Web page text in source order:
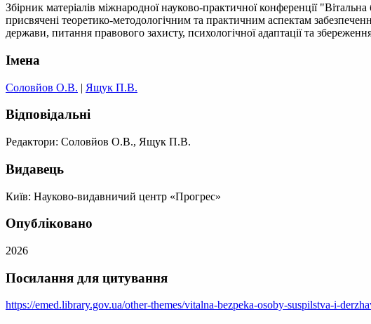
Збірник матеріалів міжнародної науково-практичної конференції
присвячені теоретико-методологічним та практичним аспектам
держави, питання правового захисту, психологічної адаптації та
Імена
Соловйов О.В. | Ящук П.В.
Відповідальні
Редактори: Соловйов О.В., Ящук П.В.
Видавець
Київ: Науково-видавничий центр «Прогрес»
Опубліковано
2026
Посилання для цитування
https://emed.library.gov.ua/other-themes/vitalna-bezpeka-osoby-suspilstva-i-